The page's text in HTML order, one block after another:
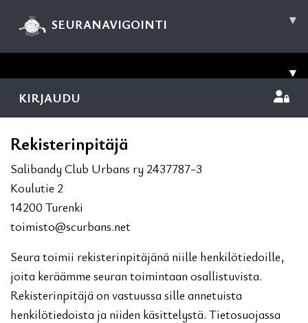
SEURANAVIGOINTI ▾
▾
KIRJAUDU
Rekisterinpitäjä
Salibandy Club Urbans ry 2437787-3
Koulutie 2
14200 Turenki
toimisto@scurbans.net
Seura toimii rekisterinpitäjänä niille henkilötiedoille,
joita keräämme seuran toimintaan osallistuvista.
Rekisterinpitäjä on vastuussa sille annetuista
henkilötiedoista ja niiden käsittelystä. Tietosuojassa